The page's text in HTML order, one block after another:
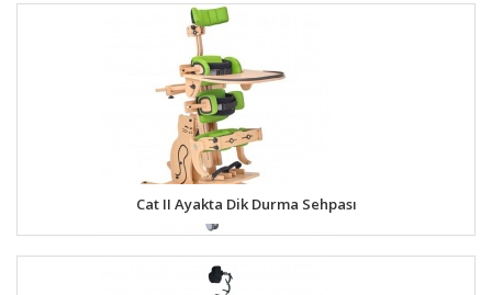
Cat II Ayakta Dik Durma Sehpası